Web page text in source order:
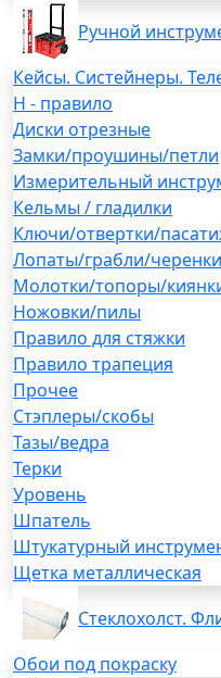
Ручной
Кейсы. Систейнеры.
H - правило
Диски отрезные
Замки/проушины/петли
Измерительный
Кельмы / гладилки
Ключи/отвертки/
Лопаты/грабли/
Молотки/топоры/
Ножовки/пилы
Правило для стяжки
Правило трапеция
Прочее
Стэплеры/скобы
Тазы/ведра
Терки
Уровень
Шпатель
Штукатурный
Щетка металлическая
Стеклохолст.
Обои под покраску